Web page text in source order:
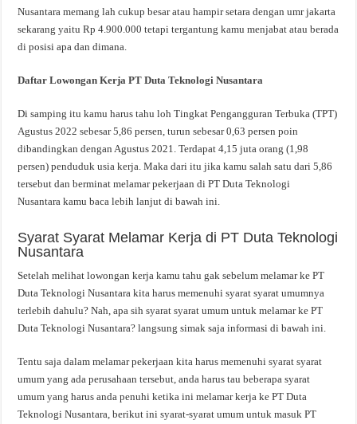
Nusantara memang lah cukup besar atau hampir setara dengan umr jakarta
sekarang yaitu Rp 4.900.000 tetapi tergantung kamu menjabat atau berada
di posisi apa dan dimana.
Daftar Lowongan Kerja PT Duta Teknologi Nusantara
Di samping itu kamu harus tahu loh Tingkat Pengangguran Terbuka (TPT)
Agustus 2022 sebesar 5,86 persen, turun sebesar 0,63 persen poin
dibandingkan dengan Agustus 2021. Terdapat 4,15 juta orang (1,98
persen) penduduk usia kerja. Maka dari itu jika kamu salah satu dari 5,86
tersebut dan berminat melamar pekerjaan di PT Duta Teknologi
Nusantara kamu baca lebih lanjut di bawah ini.
Syarat Syarat Melamar Kerja di PT Duta Teknologi
Nusantara
Setelah melihat lowongan kerja kamu tahu gak sebelum melamar ke PT
Duta Teknologi Nusantara kita harus memenuhi syarat syarat umumnya
terlebih dahulu? Nah, apa sih syarat syarat umum untuk melamar ke PT
Duta Teknologi Nusantara? langsung simak saja informasi di bawah ini.
Tentu saja dalam melamar pekerjaan kita harus memenuhi syarat syarat
umum yang ada perusahaan tersebut, anda harus tau beberapa syarat
umum yang harus anda penuhi ketika ini melamar kerja ke PT Duta
Teknologi Nusantara, berikut ini syarat-syarat umum untuk masuk PT